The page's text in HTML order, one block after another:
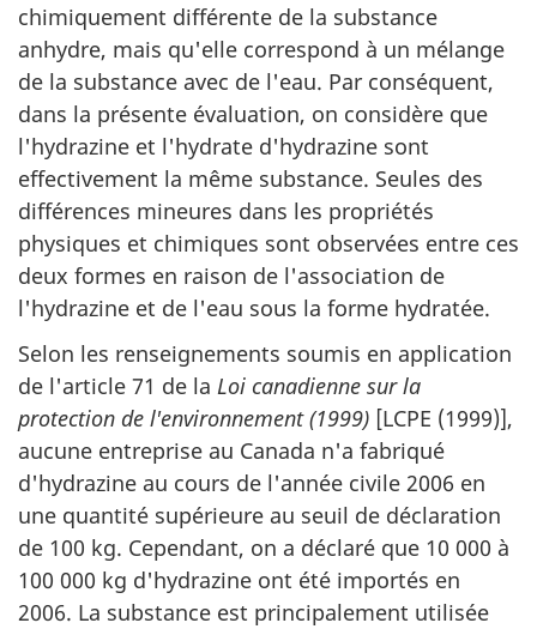
chimiquement différente de la substance
anhydre, mais qu'elle correspond à un mélange
de la substance avec de l'eau. Par conséquent,
dans la présente évaluation, on considère que
l'hydrazine et l'hydrate d'hydrazine sont
effectivement la même substance. Seules des
différences mineures dans les propriétés
physiques et chimiques sont observées entre ces
deux formes en raison de l'association de
l'hydrazine et de l'eau sous la forme hydratée.
Selon les renseignements soumis en application
de l'article 71 de la Loi canadienne sur la
protection de l'environnement (1999) [LCPE (1999)],
aucune entreprise au Canada n'a fabriqué
d'hydrazine au cours de l'année civile 2006 en
une quantité supérieure au seuil de déclaration
de 100 kg. Cependant, on a déclaré que 10 000 à
100 000 kg d'hydrazine ont été importés en
2006. La substance est principalement utilisée